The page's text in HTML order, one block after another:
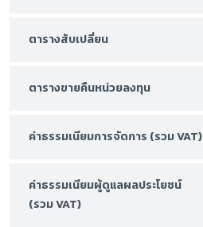
ตารางสับเปลี่ยน
ตารางขายคืนหน่วยลงทุน
ค่าธรรมเนียมการจัดการ (รวม VAT)
ค่าธรรมเนียมผู้ดูแลผลประโยชน์
(รวม VAT)